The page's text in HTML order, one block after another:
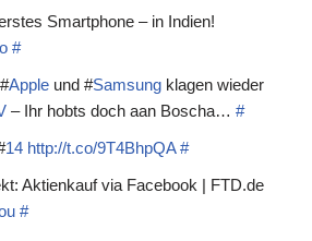
Smartphone – in Indien!
#
Apple und #Samsung klagen wieder
– Ihr hobts doch aan Boscha… #
14 http://t.co/9T4BhpQA #
Aktienkauf via Facebook | FTD.de
#